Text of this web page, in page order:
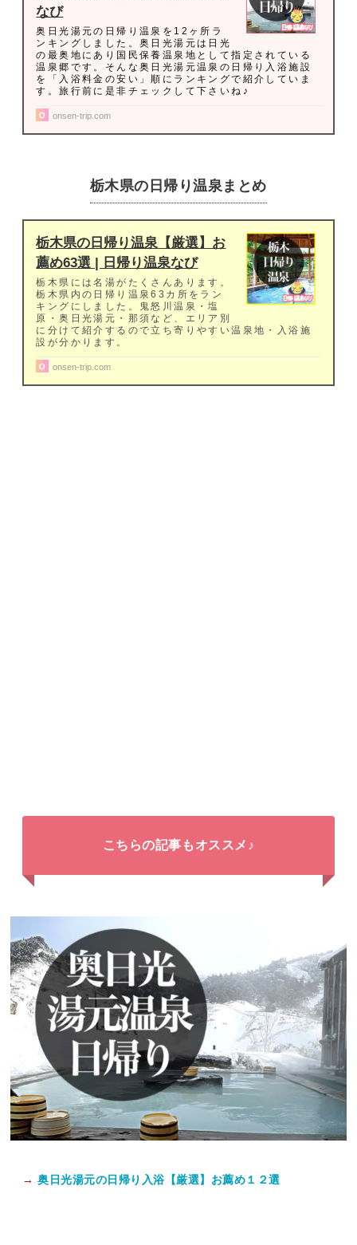
なび
奥日光湯元の日帰り温泉を12ヶ所ラ
ンキングしました。奥日光湯元は日光
の最奥地にあり国民保養温泉地として指定されている
温泉郷です。そんな奥日光湯元温泉の日帰り入浴施設
を「入浴料金の安い」順にランキングで紹介していま
す。旅行前に是非チェックして下さいね♪
onsen-trip.com
栃木県の日帰り温泉まとめ
栃木県の日帰り温泉【厳選】お
薦め63選 | 日帰り温泉なび
栃木県には名湯がたくさんあります。
栃木県内の日帰り温泉63カ所をラン
キングにしました。鬼怒川温泉・塩
原・奥日光湯元・那須など、エリア別
に分けて紹介するので立ち寄りやすい温泉地・入浴施
設が分かります。
onsen-trip.com
こちらの記事もオススメ♪
→ 奥日光湯元の日帰り入浴【厳選】お薦め１２選